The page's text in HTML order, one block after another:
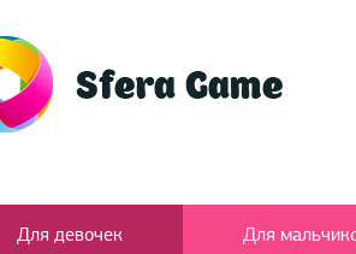
Для девочек Для